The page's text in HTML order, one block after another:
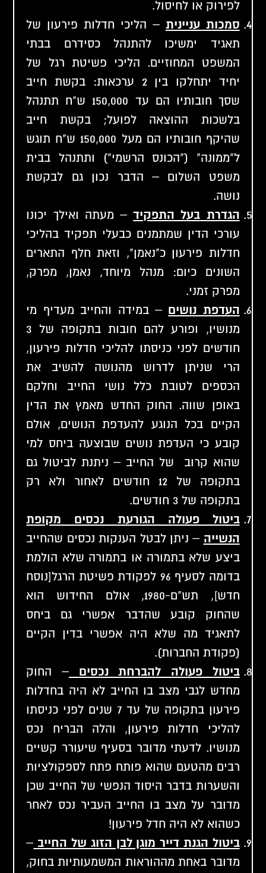
לפירוק או לחיסול.
סמכות עניינית – הליכי חדלות פירעון של
תאגיד ימשיכו להתנהל כסידרם בבתי
המשפט המחוזיים. הליכי פשיטת רגל של
יחיד יתחלקו בין 2 ערכאות: בקשת חייב
שסך חובותיו הם עד 150,000 ש"ח תתנהל
בלשכות ההוצאה לפועל; בקשת חייב
שהיקף חובותיו הם מעל 150,000 ש"ח תוגש
ל"ממונה" ("הכונס הרשמי") ותתנהל בבית
משפט השלום – הדבר נכון גם לבקשת
נושה.
הגדרת בעל התפקיד– מעתה ואילך יכונו
עורכי הדין שמתמנים כבעלי תפקיד בהליכי
חדלות פירעון כ"נאמן", וזאת חלף התארים
השונים כיום: מנהל מיוחד, נאמן, מפרק,
מפרק זמני.
העדפת נושים – במידה והחייב מעדיף מי
מנושיו, ופורע להם חובות בתקופה של 3
חודשים לפני כניסתו להליכי חדלות פירעון,
הרי שניתן לדרוש מהנושה להשיב את
הכספים לטובת כלל נושי החייב וחלקם
באופן שווה. החוק החדש מאמץ את הדין
הקיים בכל הנוגע להעדפת הנושים, אולם
קובע כי העדפת נושים שבוצעה ביחס למי
שהוא קרוב של החייב – ניתנת לביטול גם
בתקופה של 12 חודשים לאחור ולא רק
בתקופה של 3 חודשים.
ביטול פעולה הגורעת נכסים מקופת
הנשייה – ניתן לבטל הענקות נכסים שהחייב
ביצע שלא בתמורה או בתמורה שלא הולמת
בדומה לסעיף 96 לפקודת פשיטת הרגל[נוסח
חדש], תש"ם-1980, אולם החידוש הוא
שהחוק קובע שהדבר אפשרי גם ביחס
לתאגיד מה שלא היה אפשרי בדין הקיים
(פקודת החברות).
ביטול פעולה להברחת נכסים
– החוק
מחדש לגבי מצב בו החייב לא היה בחדלות
פירעון בתקופה של עד 7 שנים לפני כניסתו
להליכי חדלות פירעון, והלה הבריח נכס
מנושיו. לדעתי מדובר בסעיף שיעורר קשיים
רבים מהטעם שהוא פותח פתח לספקולציות
והשערות בדבר היסוד הנפשי של החייב שכן
מדובר על מצב בו החייב העביר נכס לאחר
כשהוא לא היה חדל פירעון!
ביטול הגנת דייר מוגן לבן הזוג של החייב –
מדובר באחת מההוראות המשמעותיות בחוק,